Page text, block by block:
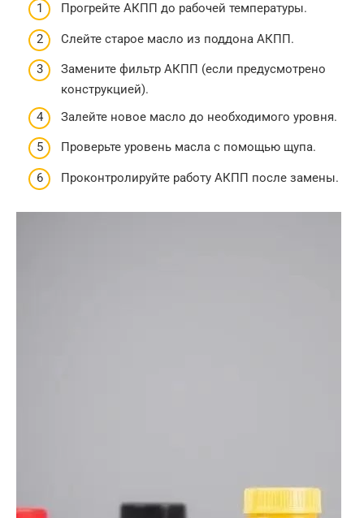
Прогрейте АКПП до рабочей температуры.
Слейте старое масло из поддона АКПП.
Замените фильтр АКПП (если предусмотрено
конструкцией).
Залейте новое масло до необходимого уровня.
Проверьте уровень масла с помощью щупа.
Проконтролируйте работу АКПП после замены.